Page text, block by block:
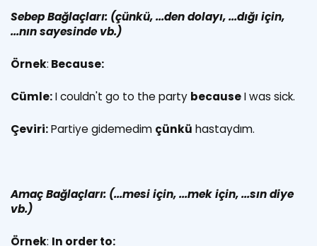
Sebep Bağlaçları: (çünkü, ...den dolayı, ...dığı için,
...nın sayesinde vb.)
Örnek: Because:
Cümle:I couldn't go to the party becauseI was sick.
Çeviri:Partiye gidemedim çünkü hastaydım.
Amaç Bağlaçları: (...mesi için, ...mek için, ...sın diye
vb.)
Örnek: In order to: